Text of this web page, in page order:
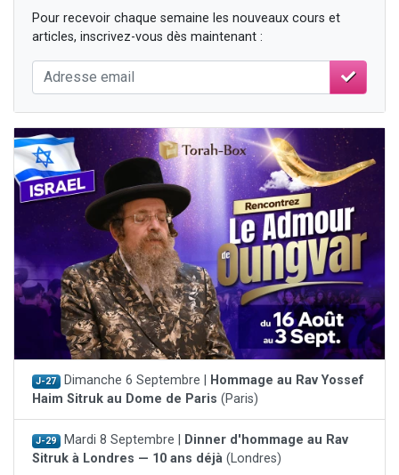
Pour recevoir chaque semaine les nouveaux cours et
articles, inscrivez-vous dès maintenant :
J-27 Dimanche 6 Septembre |
Hommage au Rav Yossef
Haim Sitruk au Dome de Paris (Paris)
J-29 Mardi 8 Septembre |
Dinner d'hommage au Rav
Sitruk à Londres — 10 ans déjà (Londres)